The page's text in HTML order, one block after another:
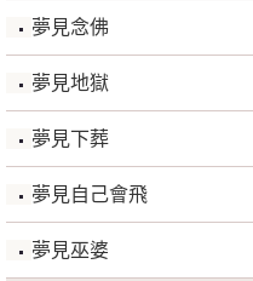
夢見念佛
夢見地獄
夢見下葬
夢見自己會飛
夢見巫婆